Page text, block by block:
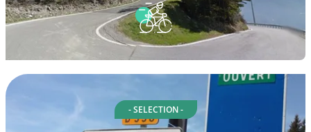
- SELECTION -